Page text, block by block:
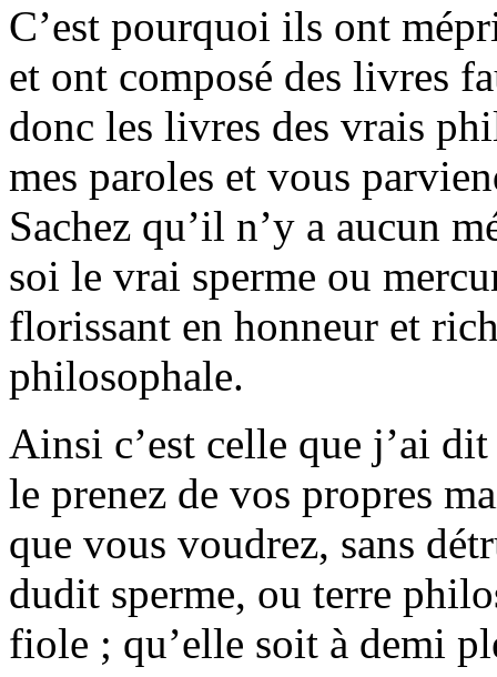
C’est pourquoi ils ont
et ont composé des livres
donc les livres des vrais
mes paroles et vous
Sachez qu’il n’y a aucun
soi le vrai sperme ou
florissant en honneur et
philosophale.
Ainsi c’est celle que j’ai
le prenez de vos propres
que vous voudrez, sans
dudit sperme, ou terre
fiole ; qu’elle soit à demi